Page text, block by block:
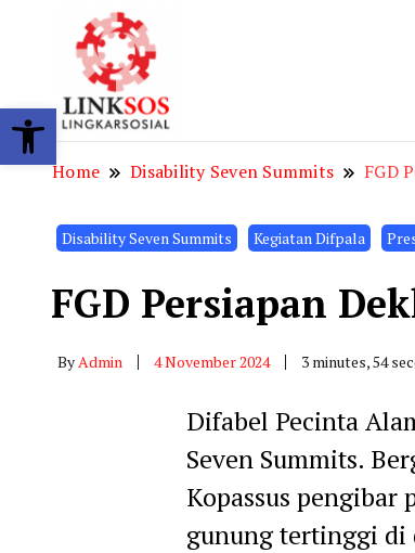
Open toolbar
Home Disability Seven Summits FGD
Disability Seven Summits Kegiatan Difpala
FGD Persiapan
ByAdmin 4 November 2024 3 minutes, 54
Difabel Pecinta
Seven Summits.
Kopassus pengibar
gunung tertinggi di